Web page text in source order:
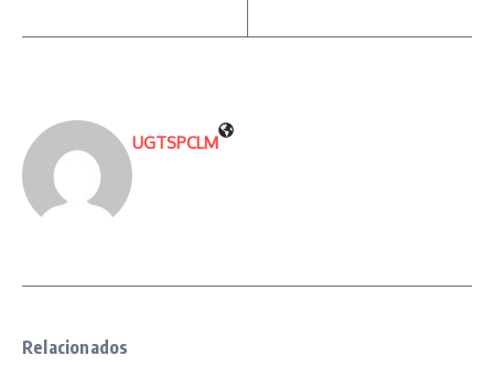
UGTSPCLM
Relacionados